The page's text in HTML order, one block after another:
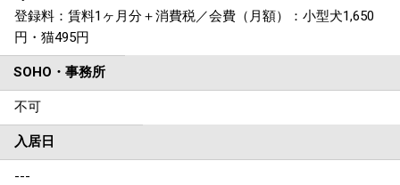
登録料：賃料1ヶ月分＋消費税／会費（月額）：小型犬1,650
円・猫495円
SOHO・事務所
不可
入居日
---